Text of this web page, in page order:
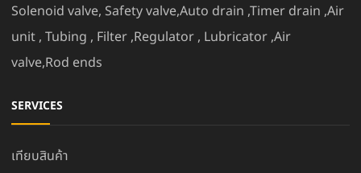
Solenoid valve, Safety valve,Auto drain ,Timer drain ,Air
unit , Tubing , Filter ,Regulator , Lubricator ,Air
valve,Rod ends
SERVICES
เทียบสินค้า